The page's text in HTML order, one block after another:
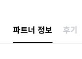
파트너 정보 후기